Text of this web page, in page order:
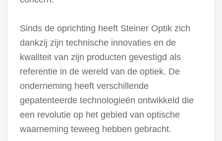
Sinds de oprichting heeft Steiner Optik zich
dankzij zijn technische innovaties en de
kwaliteit van zijn producten gevestigd als
referentie in de wereld van de optiek. De
onderneming heeft verschillende
gepatenteerde technologieën ontwikkeld die
een revolutie op het gebied van optische
waarneming teweeg hebben gebracht.